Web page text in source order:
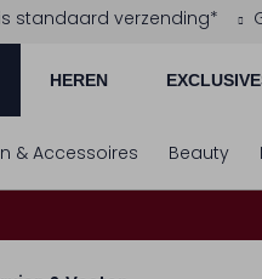
standaard verzending*
HEREN
& Accessoires Beauty